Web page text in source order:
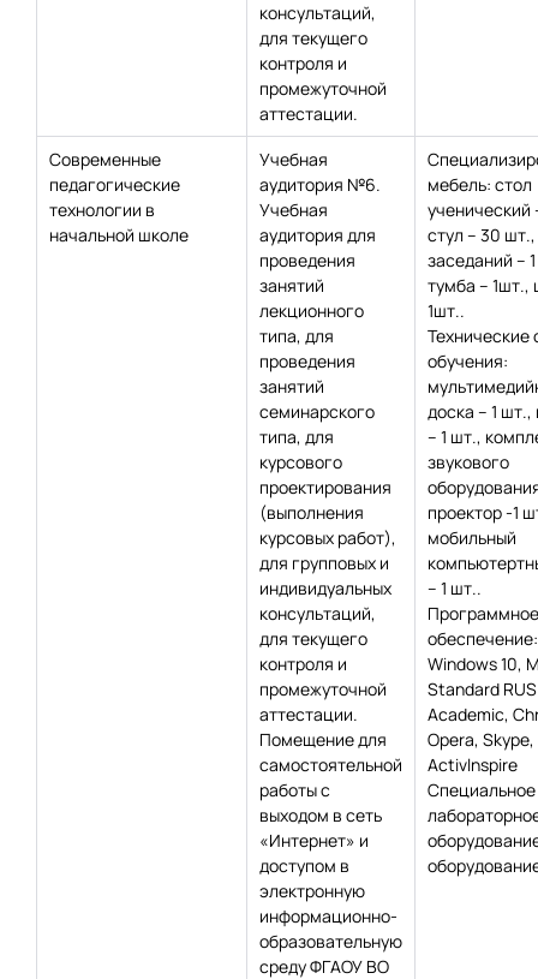
консультаций,
для текущего
контроля и
промежуточной
аттестации.
Современные
педагогические
технологии в
начальной школе
Учебная
аудитория №6.
Учебная
аудитория для
проведения
занятий
лекционного
типа, для
проведения
занятий
семинарского
типа, для
курсового
проектирования
(выполнения
курсовых работ),
для групповых и
индивидуальных
консультаций,
для текущего
контроля и
промежуточной
аттестации.
Помещение для
самостоятельной
работы с
выходом в сеть
«Интернет» и
доступом в
электронную
информационно-
образовательную
среду ФГАОУ ВО
мебель: стол
ученический
стул – 30
заседаний –
тумба – 1шт.,
1шт..
Технические
обучения:
доска – 1 шт.,
– 1 шт.,
звукового
проектор -1
мобильный
– 1 шт..
Программное
обеспечение:
Windows 10,
Standard RUS
Academic,
Opera, Skype,
Activlnspire
Специальное